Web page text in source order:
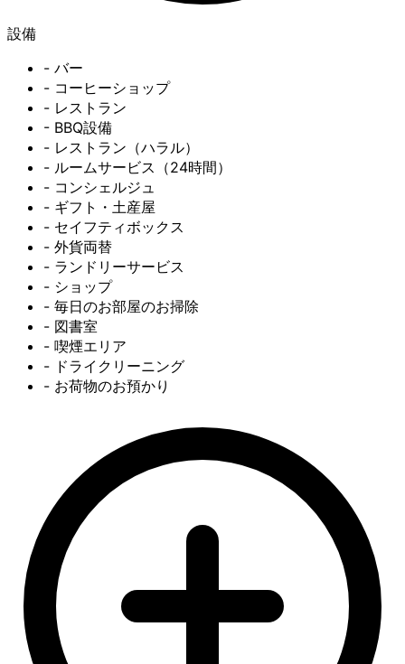
設備
- バー
- コーヒーショップ
- レストラン
- BBQ設備
- レストラン（ハラル）
- ルームサービス（24時間）
- コンシェルジュ
- ギフト・土産屋
- セイフティボックス
- 外貨両替
- ランドリーサービス
- ショップ
- 毎日のお部屋のお掃除
- 図書室
- 喫煙エリア
- ドライクリーニング
- お荷物のお預かり